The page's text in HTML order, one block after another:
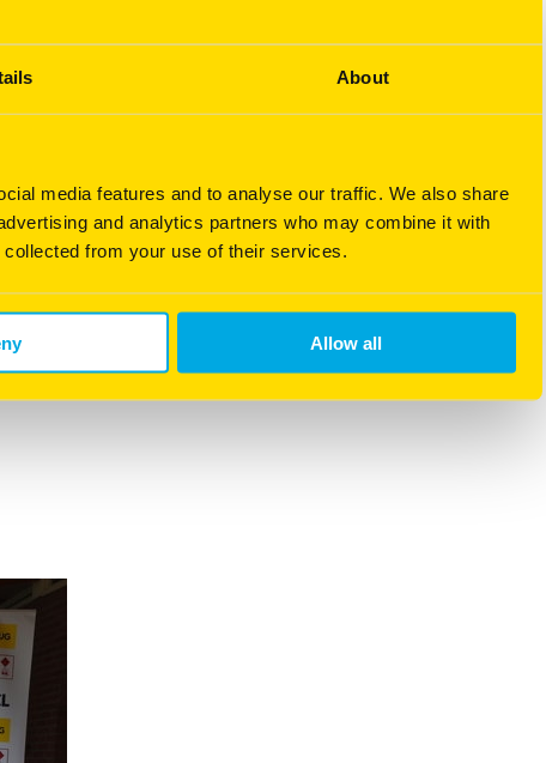
About
media features and to analyse our traffic. We also share
and analytics partners who may combine it with
collected from your use of their services.
Allow all
de temperatuur van een
geslagen. Na de
is er even de tijd
Wouters van
in binnen- en
de sector. Tot slot
een prachtige dag!